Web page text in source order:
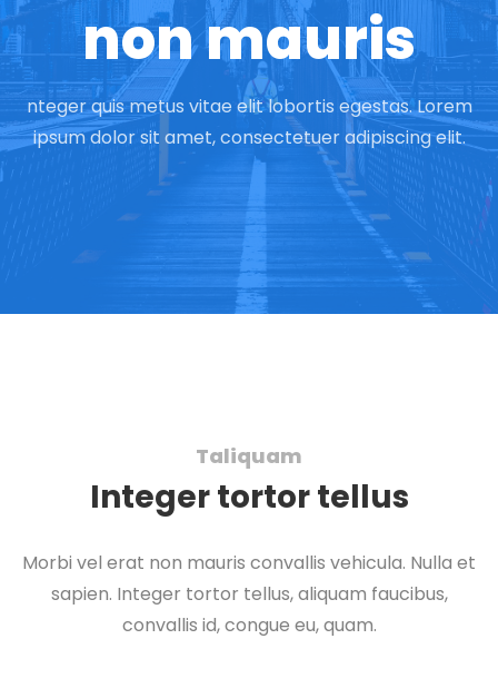
non mauris
nteger quis metus vitae elit lobortis egestas. Lorem
ipsum dolor sit amet, consectetuer adipiscing elit.
Taliquam
Integer tortor tellus
Morbi vel erat non mauris convallis vehicula. Nulla et
sapien. Integer tortor tellus, aliquam faucibus,
convallis id, congue eu, quam.